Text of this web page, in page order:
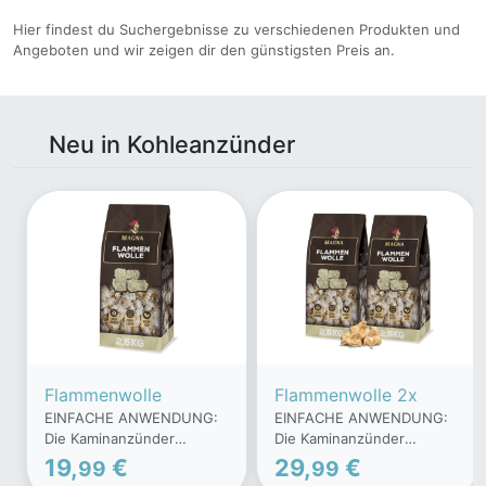
Hier findest du Suchergebnisse zu verschiedenen Produkten und
Angeboten und wir zeigen dir den günstigsten Preis an.
Neu in Kohleanzünder
Flammenwolle
EINFACHE ANWENDUNG:
Die Kaminanzünder
entfachen Brennmaterial
mühelos & zuverlässig..
19,99 €
Flammenwolle 2x
EINFACHE ANWENDUNG:
Die Kaminanzünder
entfachen Brennmaterial
mühelos & zuverlässig..
29,99 €